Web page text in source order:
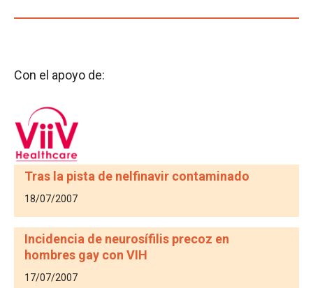
Con el apoyo de:
Tras la pista de nelfinavir contaminado
18/07/2007
Incidencia de neurosífilis precoz en
hombres gay con VIH
17/07/2007